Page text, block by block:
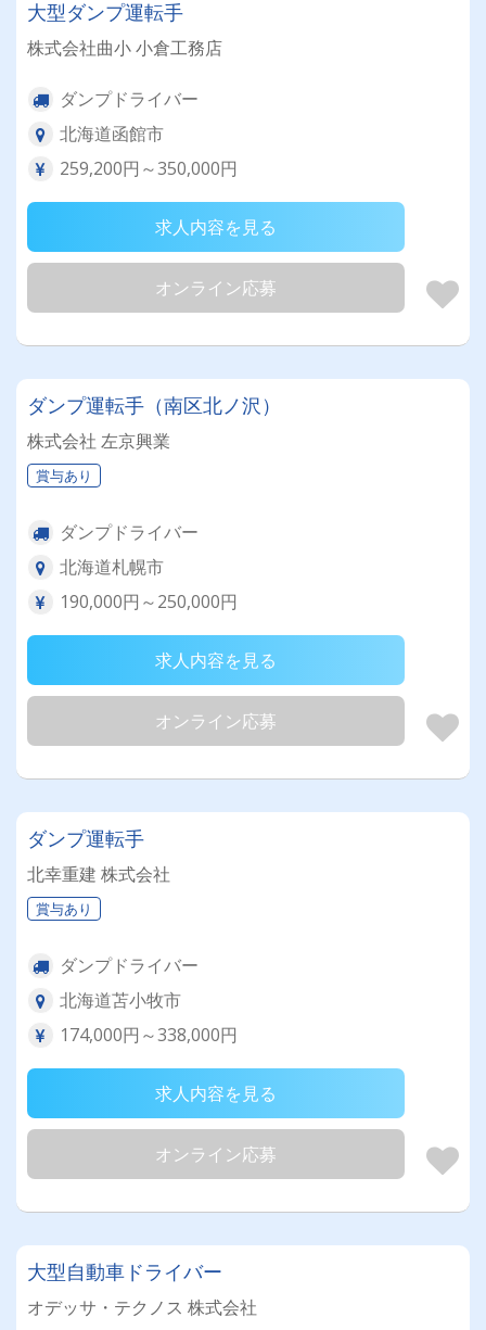
大型ダンプ運転手
株式会社曲小 小倉工務店
ダンプドライバー
北海道函館市
259,200円～350,000円
求人内容を見る
オンライン応募
ダンプ運転手（南区北ノ沢）
株式会社 左京興業
賞与あり
ダンプドライバー
北海道札幌市
190,000円～250,000円
求人内容を見る
オンライン応募
ダンプ運転手
北幸重建 株式会社
賞与あり
ダンプドライバー
北海道苫小牧市
174,000円～338,000円
求人内容を見る
オンライン応募
大型自動車ドライバー
オデッサ・テクノス 株式会社